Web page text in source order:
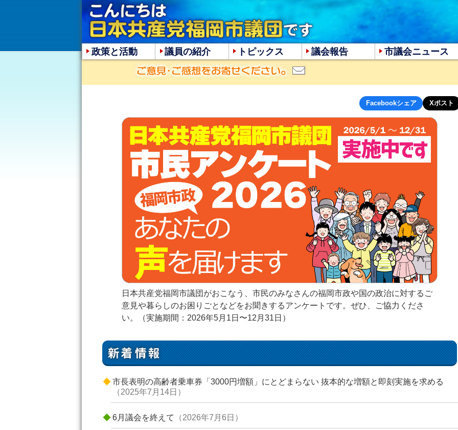
Facebookシェア Xポスト
日本共産党福岡市議団がおこなう、市民のみなさんの福岡市政や国の政治に対するご
意見や暮らしのお困りごとなどをお聞きするアンケートです。ぜひ、ご協力くださ
い。
（実施期間：2026年5月1日〜12月31日）
新着情報
市長表明の高齢者乗車券「3000円増額」にとどまらない 抜本的な増額と即刻実施を求める
（2025年7月14日）
6月議会を終えて （2026年7月6日）
政策と活動 議員の紹介 トピックス 議会報告 市議会ニュース